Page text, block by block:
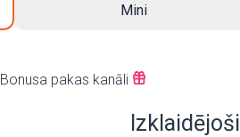
Mini
Bonusa pakas kanāli
Izklaidējoši